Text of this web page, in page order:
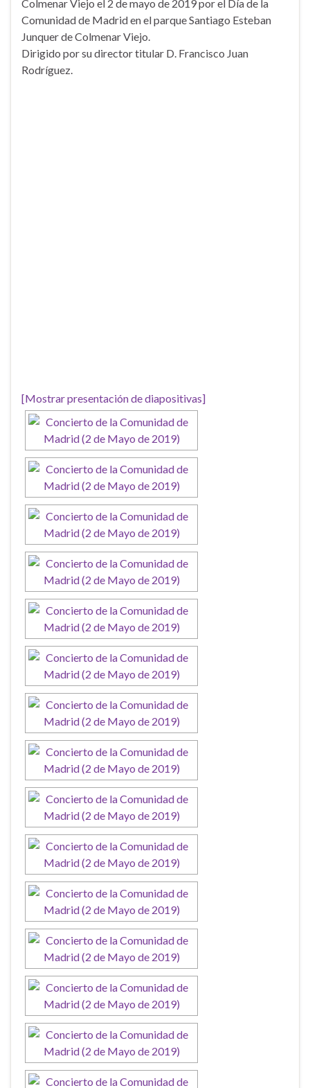
Colmenar Viejo el 2 de mayo de 2019 por el Día de la
Comunidad de Madrid en el parque Santiago Esteban
Junquer de Colmenar Viejo.
Dirigido por su director titular D. Francisco Juan
Rodríguez.
[Mostrar presentación de diapositivas]